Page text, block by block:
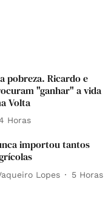
pobreza. Ricardo e
"ganhar" a vida
Volta
Horas
importou tantos
Lopes 5 Horas